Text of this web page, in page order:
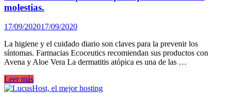
piel?
molestias.
17/09/202017/09/2020
La higiene y el cuidado diario son claves para la prevenir los
síntomas. Farmacias Ecoceutics recomiendan sus productos con
Avena y Aloe Vera La dermatitis atópica es una de las …
Cómo
cuidar
Leer más